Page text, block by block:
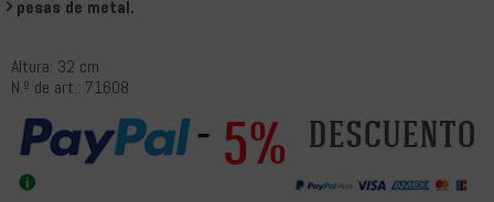
pesas de metal.
Altura: 32 cm
N.º de art.: 71608
5% descuento